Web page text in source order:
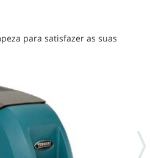
para satisfazer as suas